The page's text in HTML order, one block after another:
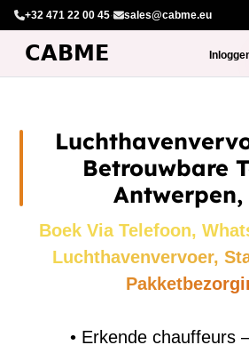
+32 471 22 00 45· sales@cabme.eu
Betrouwbare
Boek Via Telefoon,
Luchthavenvervoer,
• Erkende chauffeurs